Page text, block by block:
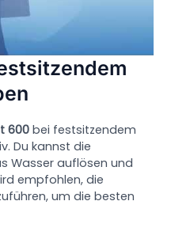
600 bei festsitzendem
Du kannst die
Wasser auflösen und
empfohlen, die
um die besten